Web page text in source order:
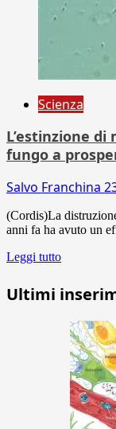
Scienza
L’estinzione
fungo a
Salvo Franchina
(Cordis)La
anni fa ha avuto un
Leggi tutto
Ultimi